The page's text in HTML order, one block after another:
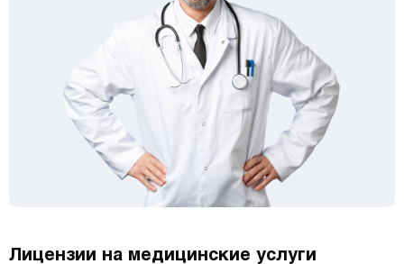
Лицензии на медицинские услуги